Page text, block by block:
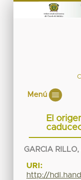
Menú
El
GARCIA
URI:
http://